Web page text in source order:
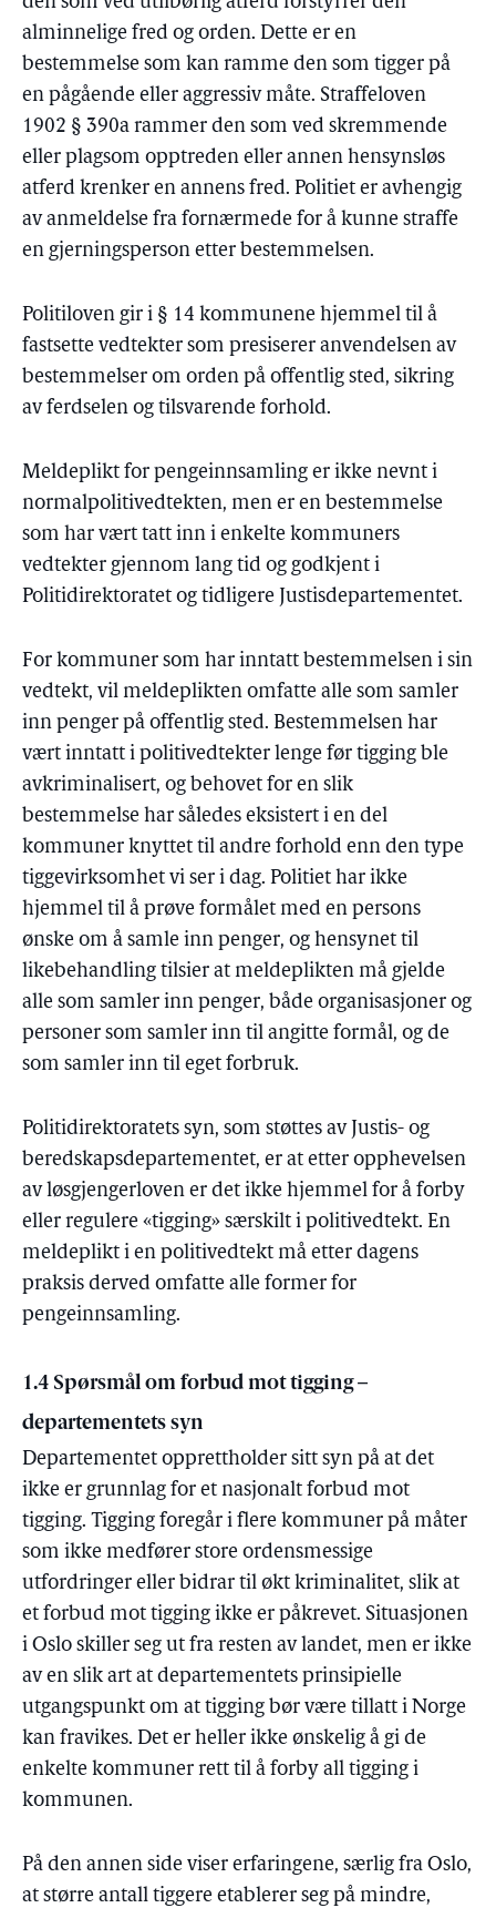
alminnelige fred og orden. Dette er en
bestemmelse som kan ramme den som tigger på
en pågående eller aggressiv måte. Straffeloven
1902 § 390a rammer den som ved skremmende
eller plagsom opptreden eller annen hensynsløs
atferd krenker en annens fred. Politiet er avhengig
av anmeldelse fra fornærmede for å kunne straffe
en gjerningsperson etter bestemmelsen.
Politiloven gir i § 14 kommunene hjemmel til å
fastsette vedtekter som presiserer anvendelsen av
bestemmelser om orden på offentlig sted, sikring
av ferdselen og tilsvarende forhold.
Meldeplikt for pengeinnsamling er ikke nevnt i
normalpolitivedtekten, men er en bestemmelse
som har vært tatt inn i enkelte kommuners
vedtekter gjennom lang tid og godkjent i
Politidirektoratet og tidligere Justisdepartementet.
For kommuner som har inntatt bestemmelsen i sin
vedtekt, vil meldeplikten omfatte alle som samler
inn penger på offentlig sted. Bestemmelsen har
vært inntatt i politivedtekter lenge før tigging ble
avkriminalisert, og behovet for en slik
bestemmelse har således eksistert i en del
kommuner knyttet til andre forhold enn den type
tiggevirksomhet vi ser i dag. Politiet har ikke
hjemmel til å prøve formålet med en persons
ønske om å samle inn penger, og hensynet til
likebehandling tilsier at meldeplikten må gjelde
alle som samler inn penger, både organisasjoner og
personer som samler inn til angitte formål, og de
som samler inn til eget forbruk.
Politidirektoratets syn, som støttes av Justis- og
beredskapsdepartementet, er at etter opphevelsen
av løsgjengerloven er det ikke hjemmel for å forby
eller regulere «tigging» særskilt i politivedtekt. En
meldeplikt i en politivedtekt må etter dagens
praksis derved omfatte alle former for
pengeinnsamling.
1.4 Spørsmål om forbud mot tigging –
departementets syn
Departementet opprettholder sitt syn på at det
ikke er grunnlag for et nasjonalt forbud mot
tigging. Tigging foregår i flere kommuner på måter
som ikke medfører store ordensmessige
utfordringer eller bidrar til økt kriminalitet, slik at
et forbud mot tigging ikke er påkrevet. Situasjonen
i Oslo skiller seg ut fra resten av landet, men er ikke
av en slik art at departementets prinsipielle
utgangspunkt om at tigging bør være tillatt i Norge
kan fravikes. Det er heller ikke ønskelig å gi de
enkelte kommuner rett til å forby all tigging i
kommunen.
På den annen side viser erfaringene, særlig fra Oslo,
at større antall tiggere etablerer seg på mindre,